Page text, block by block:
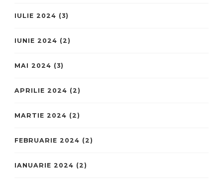
IULIE 2024 (3)
IUNIE 2024 (2)
MAI 2024 (3)
APRILIE 2024 (2)
MARTIE 2024 (2)
FEBRUARIE 2024 (2)
IANUARIE 2024 (2)